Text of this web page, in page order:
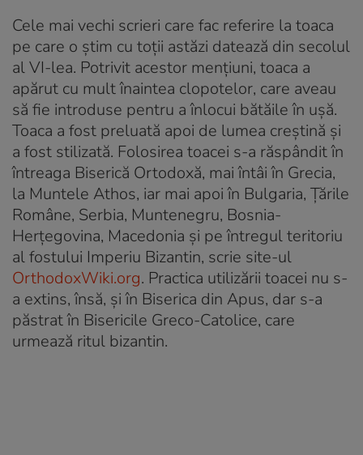
Cele mai vechi scrieri care fac referire la toaca
pe care o știm cu toții astăzi datează din secolul
al VI-lea. Potrivit acestor mențiuni, toaca a
apărut cu mult înaintea clopotelor, care aveau
să fie introduse pentru a înlocui bătăile în uşă.
Toaca a fost preluată apoi de lumea creştină şi
a fost stilizată. Folosirea toacei s-a răspândit în
întreaga Biserică Ortodoxă, mai întâi în Grecia,
la Muntele Athos, iar mai apoi în Bulgaria, Ţările
Române, Serbia, Muntenegru, Bosnia-
Herţegovina, Macedonia şi pe întregul teritoriu
al fostului Imperiu Bizantin, scrie site-ul
OrthodoxWiki.org. Practica utilizării toacei nu s-
a extins, însă, şi în Biserica din Apus, dar s-a
păstrat în Bisericile Greco-Catolice, care
urmează ritul bizantin.